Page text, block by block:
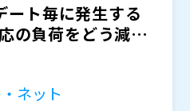
、アプリケーションだけで
盤とセットで最適化するこ
製化するうえで不可欠であ
いたポイントを中心に解説
ころ”の線引きに悩んでいる
方 ・アジャイル開発・シ
ロサービスに興味がある方
社にノウハウや設計力を残
が、体制づくりや最初の
研究所（
ト毎に発生する
の負荷をどう減ら
ネット